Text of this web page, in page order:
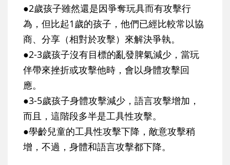
●2歲孩子雖然還是因爭奪玩具而有攻擊行
為，但比起1歲的孩子，他們已經比較常以協
商、分享（相對於攻擊）來解決爭執。
●2-3歲孩子沒有目標的亂發脾氣減少，當玩
伴帶來挫折或攻擊他時，會以身體攻擊回
應。
●3-5歲孩子身體攻擊減少，語言攻擊增加，
而且，這階段多半是工具性攻擊。
●學齡兒童的工具性攻擊下降，敵意攻擊稍
增，不過，身體和語言攻擊都下降。